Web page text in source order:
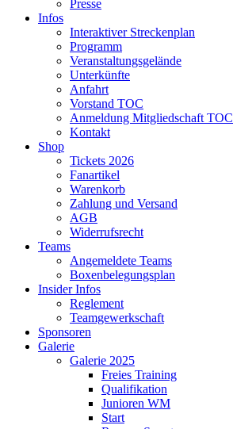
Presse
Infos
Interaktiver Streckenplan
Programm
Veranstaltungsgelände
Unterkünfte
Anfahrt
Vorstand TOC
Anmeldung Mitgliedschaft TOC
Kontakt
Shop
Tickets 2026
Fanartikel
Warenkorb
Zahlung und Versand
AGB
Widerrufsrecht
Teams
Angemeldete Teams
Boxenbelegungsplan
Insider Infos
Reglement
Teamgewerkschaft
Sponsoren
Galerie
Galerie 2025
Freies Training
Qualifikation
Junioren WM
Start